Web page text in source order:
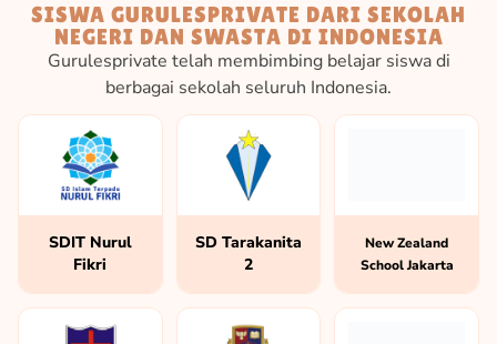
SISWA GURULESPRIVATE DARI SEKOLAH
NEGERI DAN SWASTA DI INDONESIA
Gurulesprivate telah membimbing belajar siswa di
berbagai sekolah seluruh Indonesia.
SDIT Nurul
Fikri
SD Tarakanita
2
New Zealand
School Jakarta